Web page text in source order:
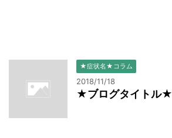
★症状名★コラム
2018/11/18
★ブログタイトル★